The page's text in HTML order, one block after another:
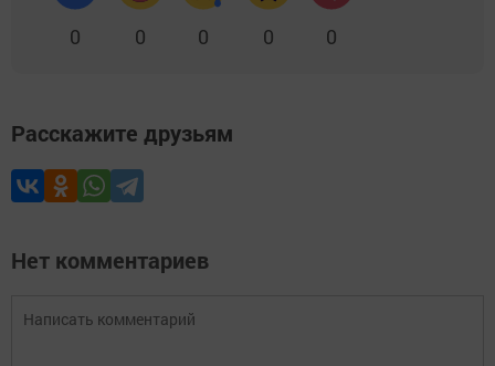
0 0 0 0 0
Расскажите друзьям
Нет комментариев